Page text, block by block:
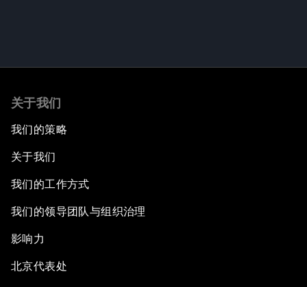
关于我们
我们的策略
关于我们
我们的工作方式
我们的领导团队与组织治理
影响力
北京代表处